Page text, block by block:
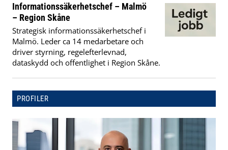
Informationssäkerhetschef – Malmö
– Region Skåne
Strategisk informationssäkerhetschef i
Malmö. Leder ca 14 medarbetare och
driver styrning, regelefterlevnad,
dataskydd och offentlighet i Region Skåne.
PROFILER